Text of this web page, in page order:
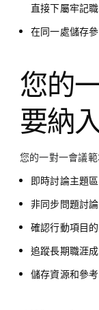
直接下屬牢記
在同一處儲存
您的
要納
您的一對一會議範
即時討論主題
非同步問題討
確認行動項目
追蹤長期職涯
儲存資源和參